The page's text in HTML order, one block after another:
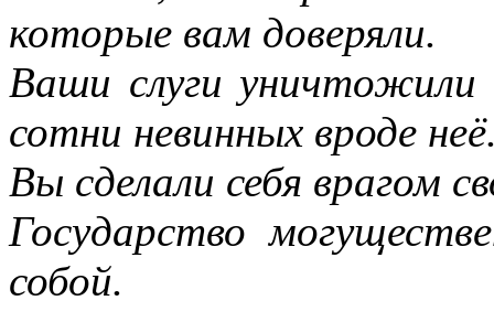
которые вам доверяли.
Ваши слуги
сотни невинных вроде
Вы сделали себя врагом
Государство
собой.